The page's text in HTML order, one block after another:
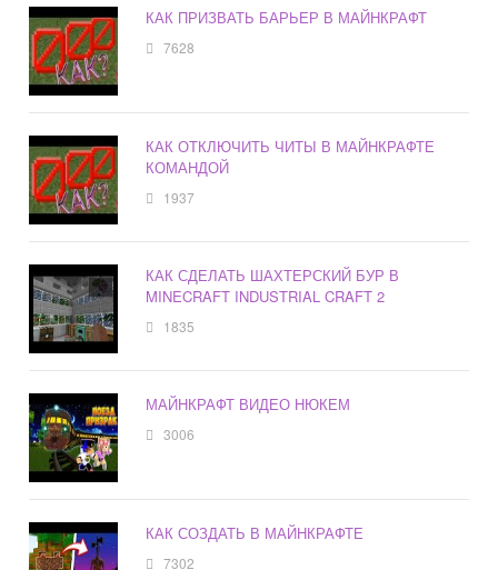
КАК ПРИЗВАТЬ БАРЬЕР В МАЙНКРАФТ
7628
КАК ОТКЛЮЧИТЬ ЧИТЫ В МАЙНКРАФТЕ
КОМАНДОЙ
1937
КАК СДЕЛАТЬ ШАХТЕРСКИЙ БУР В
MINECRAFT INDUSTRIAL CRAFT 2
1835
МАЙНКРАФТ ВИДЕО НЮКЕМ
3006
КАК СОЗДАТЬ В МАЙНКРАФТЕ
7302